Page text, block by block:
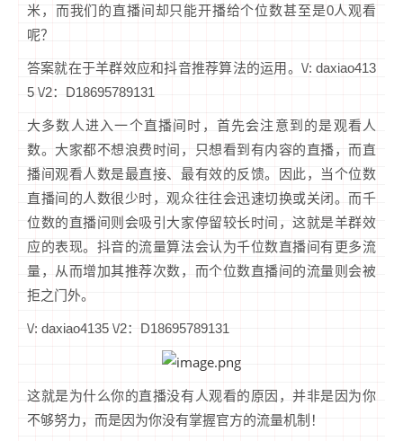
米，而我们的直播间却只能开播给个位数甚至是0人观看
呢？
答案就在于羊群效应和抖音推荐算法的运用。\/: daxiao413
5 \/2：D18695789131
大多数人进入一个直播间时，首先会注意到的是观看人
数。大家都不想浪费时间，只想看到有内容的直播，而直
播间观看人数是最直接、最有效的反馈。因此，当个位数
直播间的人数很少时，观众往往会迅速切换或关闭。而千
位数的直播间则会吸引大家停留较长时间，这就是羊群效
应的表现。抖音的流量算法会认为千位数直播间有更多流
量，从而增加其推荐次数，而个位数直播间的流量则会被
拒之门外。
\/: daxiao4135 \/2：D18695789131
这就是为什么你的直播没有人观看的原因，并非是因为你
不够努力，而是因为你没有掌握官方的流量机制！